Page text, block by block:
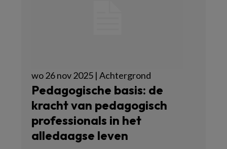
wo 26 nov 2025 | Achtergrond
Pedagogische basis: de
kracht van pedagogisch
professionals in het
alledaagse leven